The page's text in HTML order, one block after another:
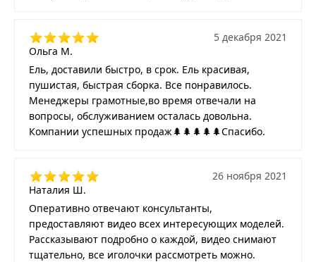
Ольга М.
5 декабря 2021
Ель, доставили быстро, в срок. Ель красивая,
пушистая, быстрая сборка. Все понравилось.
Менеджеры грамотные,во время отвечали на
вопросы, обслуживанием осталась довольна.
Компании успешных продаж🌲🌲🌲🌲🌲Спасибо.
Наталия Ш.
26 ноября 2021
Оперативно отвечают консультанты,
предоставляют видео всех интересующих моделей.
Рассказывают подробно о каждой, видео снимают
тщательно, все иголочки рассмотреть можно.